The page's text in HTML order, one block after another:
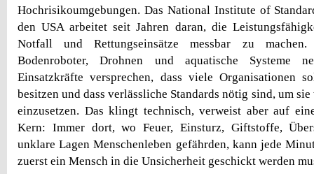
Hochrisikoumgebungen. Das National Institute of
den USA arbeitet seit Jahren daran, die
Notfall und Rettungseinsätze messbar zu
Bodenroboter, Drohnen und aquatische Systeme
Einsatzkräfte versprechen, dass viele Organisationen
besitzen und dass verlässliche Standards nötig sind, um
einzusetzen. Das klingt technisch, verweist aber auf
Kern: Immer dort, wo Feuer, Einsturz, Giftstoffe,
unklare Lagen Menschenleben gefährden, kann jede
zuerst ein Mensch in die Unsicherheit geschickt werden